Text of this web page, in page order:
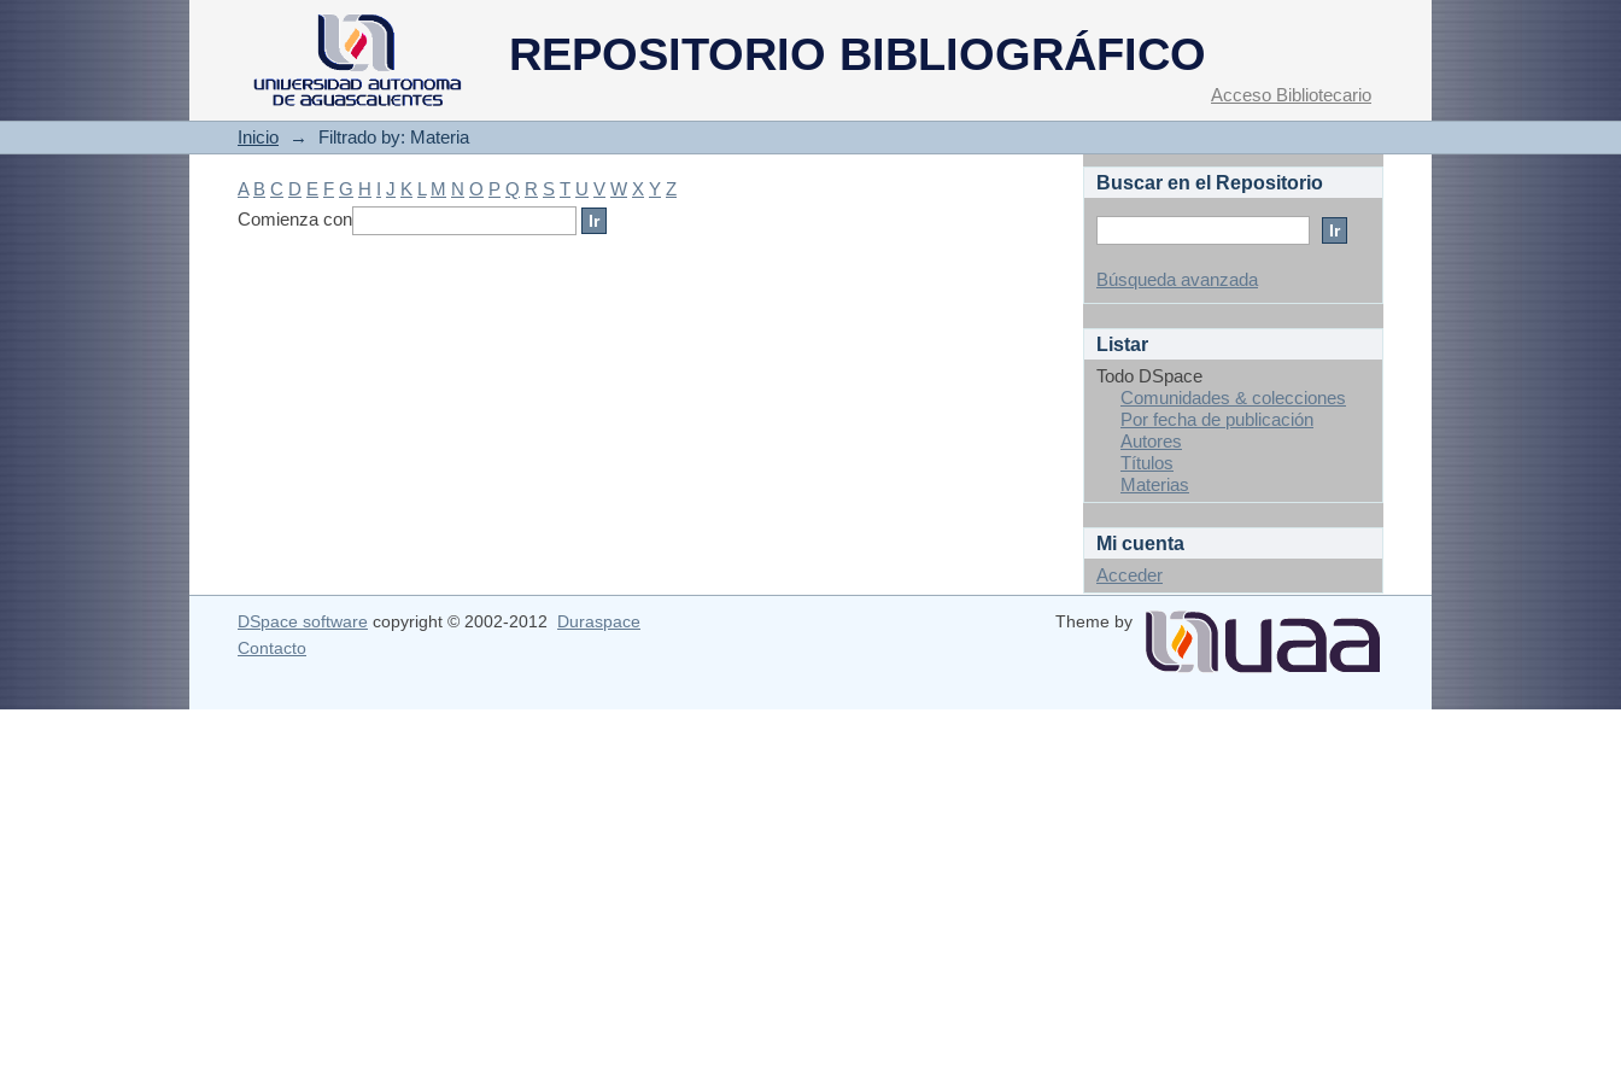
REPOSITORIO BIBLIOGRÁFICO
Filtrado by: Materia
Acceso Bibliotecario
Inicio → Filtrado by: Materia
A B C D E F G H I J K L M N O P Q R S T U V W X Y Z
Comienza con
Buscar en el Repositorio
Búsqueda avanzada
Listar
Todo DSpace
Comunidades & colecciones
Por fecha de publicación
Autores
Títulos
Materias
Mi cuenta
Acceder
DSpace software copyright © 2002-2012 Duraspace
Theme by
Contacto